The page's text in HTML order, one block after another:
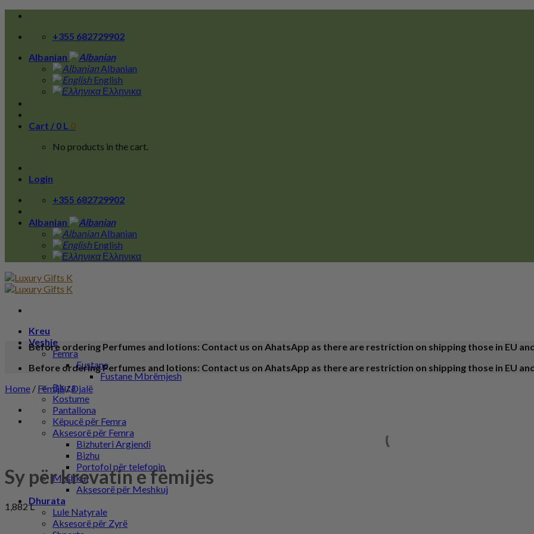
Skip
content
+355 682729902
Albanian
Albanian
English
Ελληνικα
Cart / 0 L 0
No products in the cart.
Login
+355 682729902
Albanian
Albanian
English
Ελληνικα
Kreu
Veshje
Femra
Fustane
Fustane Mbrëmjesh
Bluza
Kostume
Pantallona
Këpucë për Femra
Aksesorë për Femra
Bizhuteri Argjendi
Bizhu
Portofol për telefonin
Meshkuj
Aksesorë për Meshkuj
Dhurata
Lule Natyrale
Aksesorë për Zyrë
Before ordering Perfumes and lotions: Contact us on AhatsApp as there are restriction on shipping those in EU
Before ordering Perfumes and lotions: Contact us on AhatsApp as there are restriction on shipping those in EU
Home / Fëmijë /Djalë
Sy për krevatin e fëmijës
1,882L